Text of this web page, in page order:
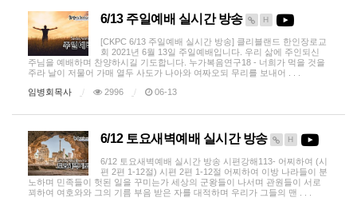
6/13 주일예배 실시간 방송 H
[CKPC 6/13 주일예배 실시간 방송] 클리블랜드 한인장로교
회 2021년 6월 13일 주일예배입니다. 우리 삶에 주인되신
주님을 예배하며 찬양하시길 기도합니다. 누가복음연구18 - 너희가 먹을 것을
주라 날이 저물어 가매 열두 사도가 나아와 여짜오되 무리를 보내어 . . .
임병회목사
2996 06-13
6/12 토요새벽예배 실시간 방송 H
6/12 토요새벽예배 실시간 방송 시편강해113- 어찌하여 (시
편 2편 1-12절) 시편 2편 1-12절 어찌하여 이방 나라들이 분
노하며 민족들이 헛된 일을 꾸미는가 세상의 군왕들이 나서며 관원들이 서로
꾀하여 여호와와 그의 기름 부음 받은 자를 대적하며 우리가 그들의 맨 . . .